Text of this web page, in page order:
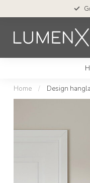
Home / Design